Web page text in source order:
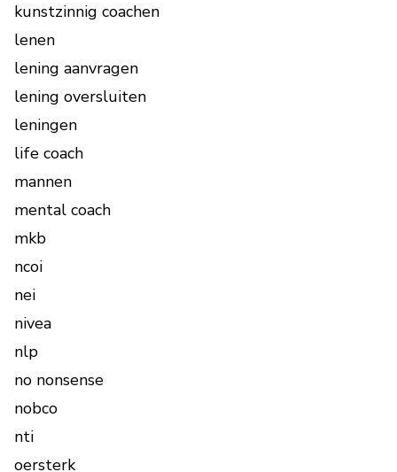
kunstzinnig coachen
lenen
lening aanvragen
lening oversluiten
leningen
life coach
mannen
mental coach
mkb
ncoi
nei
nivea
nlp
no nonsense
nobco
nti
oersterk